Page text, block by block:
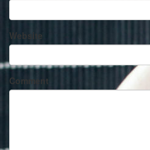
Website
Comment